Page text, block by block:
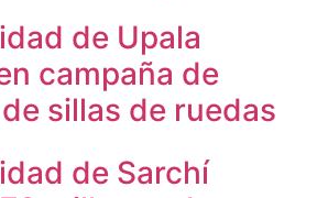
de Upala
campaña de
sillas de ruedas
de Sarchí